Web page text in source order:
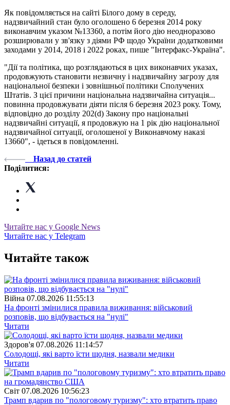
Як повідомляється на сайті Білого дому в середу,
надзвичайний стан було оголошено 6 березня 2014 року
виконавчим указом №13360, а потім його дію неодноразово
розширювали у зв'язку з діями РФ щодо України додатковими
заходами у 2014, 2018 і 2022 роках, пише "Інтерфакс-Україна".
"Дії та політика, що розглядаються в цих виконавчих указах,
продовжують становити незвичну і надзвичайну загрозу для
національної безпеки і зовнішньої політики Сполучених
Штатів. З цієї причини національна надзвичайна ситуація...
повинна продовжувати діяти після 6 березня 2023 року. Тому,
відповідно до розділу 202(d) Закону про національні
надзвичайні ситуації, я продовжую на 1 рік дію національної
надзвичайної ситуації, оголошеної у Виконавчому наказі
13660", - ідеться в повідомленні.
Назад до статей
Поділитися:
Читайте нас у Google News
Читайте нас у Telegram
Читайте також
Війна 07.08.2026 11:55:13
На фронті змінилися правила виживання: військовий
розповів, що відбувається на "нулі"
Читати
Здоров'я 07.08.2026 11:14:57
Солодощі, які варто їсти щодня, назвали медики
Читати
Свiт 07.08.2026 10:56:23
Трамп вдарив по "пологовому туризму": хто втратить право